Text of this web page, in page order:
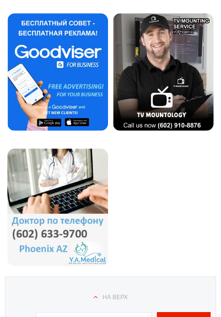
НА ВЕРХ